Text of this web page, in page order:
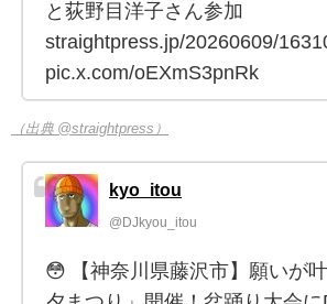
と荻野目洋子さん参加
straightpress.jp/20260609/
pic.x.com/oEXmS3pnRk
（出典 @straightpress）
kyo_itou
@DJkyou_itou
😳 【神奈川県藤沢市】願いが